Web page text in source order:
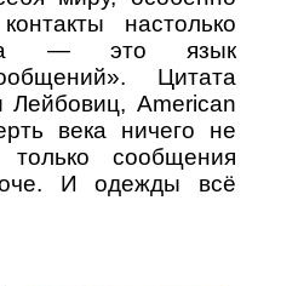
настолько
— это язык
Цитата
Лейбовиц, American
века ничего не
сообщения
И одежды всё